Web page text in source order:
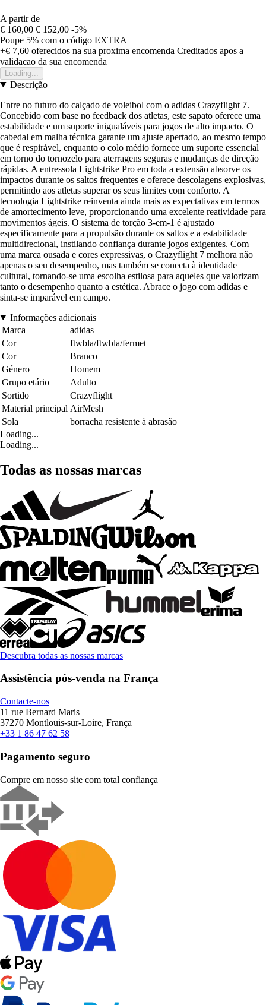
A partir de
€ 160,00 € 152,00 -5%
Poupe 5% com o código EXTRA
+€ 7,60 oferecidos na sua proxima encomenda Creditados apos a
validacao da sua encomenda
Loading...
Descrição
Entre no futuro do calçado de voleibol com o adidas Crazyflight 7.
Concebido com base no feedback dos atletas, este sapato oferece uma
estabilidade e um suporte inigualáveis para jogos de alto impacto. O
cabedal em malha técnica garante um ajuste apertado, ao mesmo tempo
que é respirável, enquanto o colo médio fornece um suporte essencial
em torno do tornozelo para aterragens seguras e mudanças de direção
rápidas. A entressola Lightstrike Pro em toda a extensão absorve os
impactos durante os saltos frequentes e oferece descolagens explosivas,
permitindo aos atletas superar os seus limites com conforto. A
tecnologia Lightstrike reinventa ainda mais as expectativas em termos
de amortecimento leve, proporcionando uma excelente reatividade para
movimentos ágeis. O sistema de torção 3-em-1 é ajustado
especificamente para a propulsão durante os saltos e a estabilidade
multidirecional, instilando confiança durante jogos exigentes. Com
uma marca ousada e cores expressivas, o Crazyflight 7 melhora não
apenas o seu desempenho, mas também se conecta à identidade
cultural, tornando-se uma escolha estilosa para aqueles que valorizam
tanto o desempenho quanto a estética. Abrace o jogo com adidas e
sinta-se imparável em campo.
Informações adicionais
Marca
adidas
Cor
ftwbla/ftwbla/fermet
Cor
Branco
Género
Homem
Grupo etário
Adulto
Sortido
Crazyflight
Material principal AirMesh
Sola
borracha resistente à abrasão
Loading...
Loading...
Todas as nossas marcas
Descubra todas as nossas marcas
Assistência pós-venda na França
Contacte-nos
11 rue Bernard Maris
37270 Montlouis-sur-Loire, França
+33 1 86 47 62 58
Pagamento seguro
Compre em nosso site com total confiança